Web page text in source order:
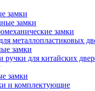
замки
замки
замки
металлопластиковых
замки
ручки для китайских
замки
и комплектующие